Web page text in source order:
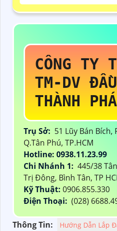
CÔNG TY
TM-DV
THÀNH
Trụ Sở: 51 Lũy Bán Bích,
Q.Tân Phú, TP.HCM
Hotline: 0938.11.23.99
Chi Nhánh 1: 445/38
Trị Đông, Bình Tân, TP
Kỹ Thuật: 0906.855.330
Điện Thoại: (028)
Thông Tin:
Hướng Dẫn Lắp